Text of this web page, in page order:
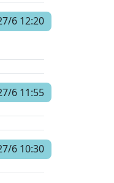
6 12:20
6 11:55
6 10:30